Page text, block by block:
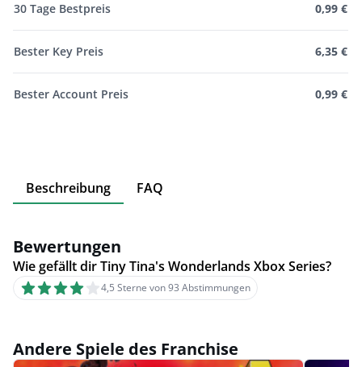
30 Tage Bestpreis 0,99 €
Bester Key Preis 6,35 €
Bester Account Preis 0,99 €
Beschreibung FAQ
Bewertungen
Wie gefällt dir Tiny Tina's Wonderlands Xbox Series?
4,5 Sterne von 93 Abstimmungen
Andere Spiele des Franchise